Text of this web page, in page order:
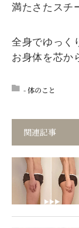
満たさたスチ
全身でゆっく
お身体を芯か
- 体のこと
関連記事